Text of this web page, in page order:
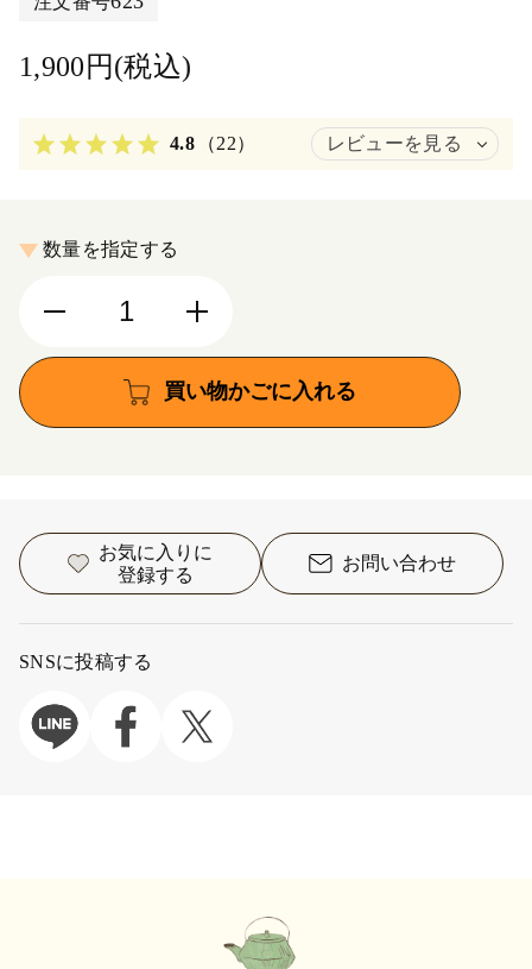
1,900円(税込)
4.8 （22） レビューを見る
数量を指定する
買い物かごに入れる
お気に入りに
登録する
お問い合わせ
SNSに投稿する